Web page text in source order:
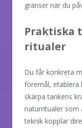
gränser när du
Praktiska
ritualer
Du får konkreta
föremål, etablera
skärpa tankens
naturritualer som
teknik kopplar